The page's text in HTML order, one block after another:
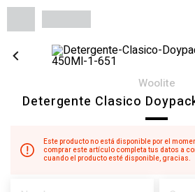
woolite
Detergente Clasico
Este producto no está disponible por el
comprar este artículo completa tus datos a
cuando el producto esté disponible, gracias.